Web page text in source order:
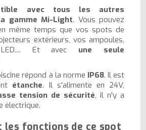
avec tous les autres
gamme Mi-Light. Vous pouvez
même temps que vos spots de
extérieurs, vos ampoules,
Et avec une seule
répond à la norme IP68. Il est
étanche. Il s'alimente en 24V,
tension de sécurité, il n'y a
électrique.
les fonctions de ce spot